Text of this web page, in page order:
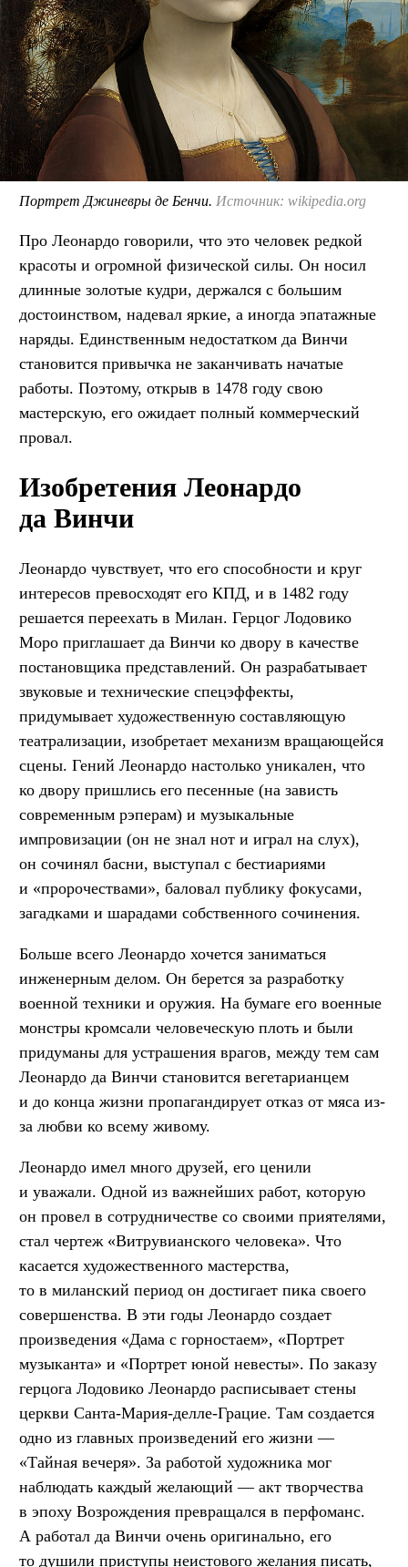
Портрет Джиневры де Бенчи. Источник: wikipedia.org
Про Леонардо говорили, что это человек редкой
красоты и огромной физической силы. Он носил
длинные золотые кудри, держался с большим
достоинством, надевал яркие, а иногда эпатажные
наряды. Единственным недостатком да Винчи
становится привычка не заканчивать начатые
работы. Поэтому, открыв в 1478 году свою
мастерскую, его ожидает полный коммерческий
провал.
Изобретения Леонардо
да Винчи
Леонардо чувствует, что его способности и круг
интересов превосходят его КПД, и в 1482 году
решается переехать в Милан. Герцог Лодовико
Моро приглашает да Винчи ко двору в качестве
постановщика представлений. Он разрабатывает
звуковые и технические спецэффекты,
придумывает художественную составляющую
театрализации, изобретает механизм вращающейся
сцены. Гений Леонардо настолько уникален, что
ко двору пришлись его песенные (на зависть
современным рэперам) и музыкальные
импровизации (он не знал нот и играл на слух),
он сочинял басни, выступал с бестиариями
и «пророчествами», баловал публику фокусами,
загадками и шарадами собственного сочинения.
Больше всего Леонардо хочется заниматься
инженерным делом. Он берется за разработку
военной техники и оружия. На бумаге его военные
монстры кромсали человеческую плоть и были
придуманы для устрашения врагов, между тем сам
Леонардо да Винчи становится вегетарианцем
и до конца жизни пропагандирует отказ от мяса из-
за любви ко всему живому.
Леонардо имел много друзей, его ценили
и уважали. Одной из важнейших работ, которую
он провел в сотрудничестве со своими приятелями,
стал чертеж «Витрувианского человека». Что
касается художественного мастерства,
то в миланский период он достигает пика своего
совершенства. В эти годы Леонардо создает
произведения «Дама с горностаем», «Портрет
музыканта» и «Портрет юной невесты». По заказу
герцога Лодовико Леонардо расписывает стены
церкви Санта-Мария-делле-Грацие. Там создается
одно из главных произведений его жизни —
«Тайная вечеря». За работой художника мог
наблюдать каждый желающий — акт творчества
в эпоху Возрождения превращался в перфоманс.
А работал да Винчи очень оригинально, его
то душили приступы неистового желания писать,